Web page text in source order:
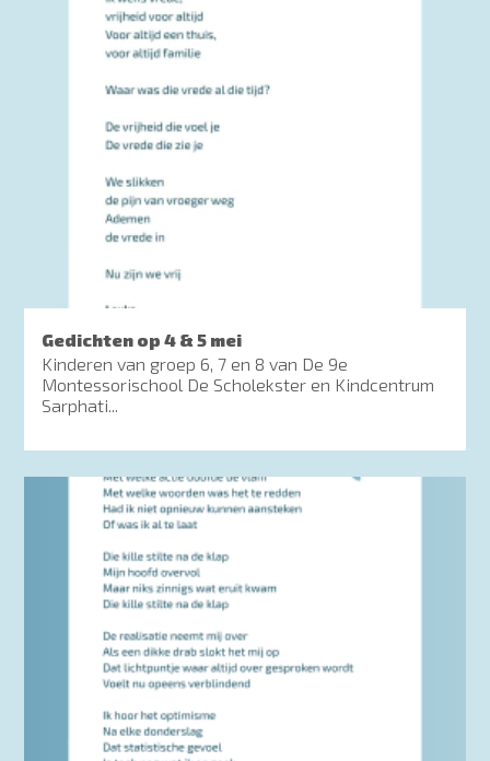
Gedichten op 4 & 5 mei
Kinderen van groep 6, 7 en 8 van De 9e
Montessorischool De Scholekster en Kindcentrum
Sarphati...